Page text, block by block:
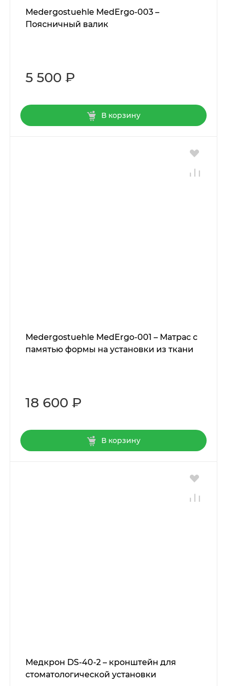
Мedergostuehle MedErgo-003 –
Поясничный валик
5 500 ₽
В корзину
Мedergostuehle MedErgo-001 – Матрас с
памятью формы на установки из ткани
18 600 ₽
В корзину
Медкрон DS-40-2 – кронштейн для
стоматологической установки